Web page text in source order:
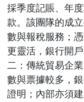
採季度記賬、年
款。該團隊的成
數與報稅服務；
更靈活，銀行開
二：傳統貿易企
數與票據較多，
證明；內部亦須